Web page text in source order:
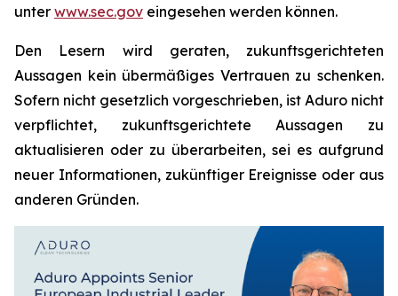
unter www.sec.gov eingesehen werden können.
Den Lesern wird geraten, zukunftsgerichteten
Aussagen kein übermäßiges Vertrauen zu schenken.
Sofern nicht gesetzlich vorgeschrieben, ist Aduro nicht
verpflichtet, zukunftsgerichtete Aussagen zu
aktualisieren oder zu überarbeiten, sei es aufgrund
neuer Informationen, zukünftiger Ereignisse oder aus
anderen Gründen.